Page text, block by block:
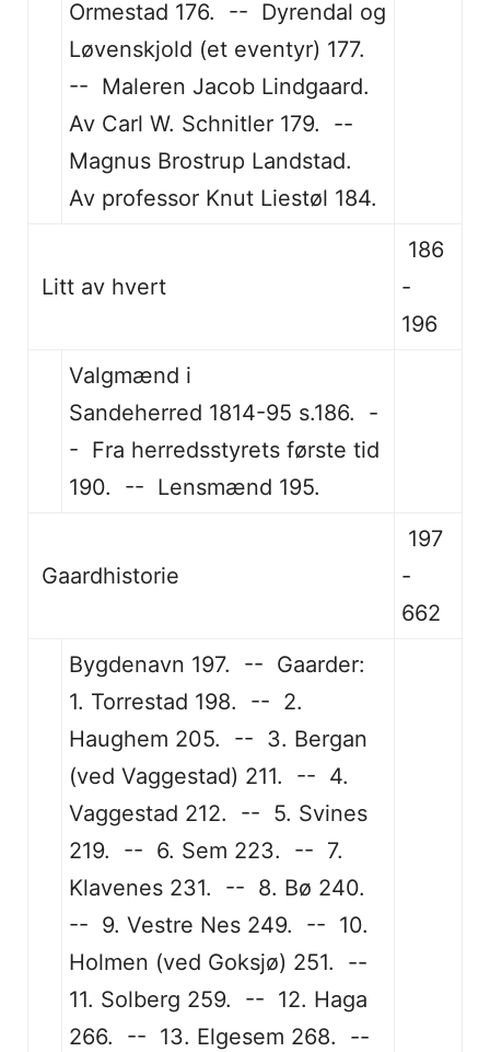
Ormestad 176. -- Dyrendal og
Løvenskjold (et eventyr) 177.
-- Maleren Jacob Lindgaard.
Av Carl W. Schnitler 179. --
Magnus Brostrup Landstad.
Av professor Knut Liestøl 184.
Litt av hvert
186
-
196
Valgmænd i
Sandeherred 1814-95 s.186. -
- Fra herredsstyrets første tid
190. -- Lensmænd 195.
Gaardhistorie
197
-
662
Bygdenavn 197. -- Gaarder:
1. Torrestad 198. -- 2.
Haughem 205. -- 3. Bergan
(ved Vaggestad) 211. -- 4.
Vaggestad 212. -- 5. Svines
219. -- 6. Sem 223. -- 7.
Klavenes 231. -- 8. Bø 240.
-- 9. Vestre Nes 249. -- 10.
Holmen (ved Goksjø) 251. --
11. Solberg 259. -- 12. Haga
266. -- 13. Elgesem 268. --